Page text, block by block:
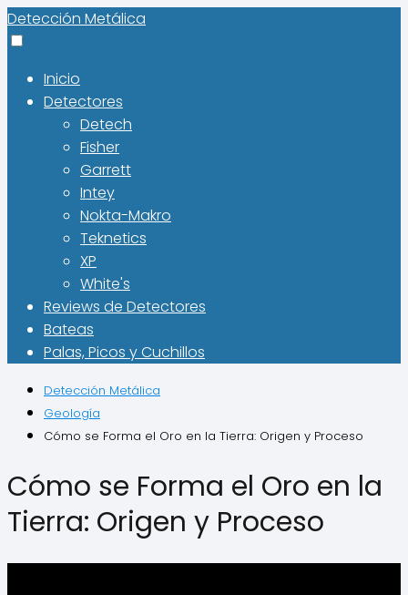
Detección Metálica
Inicio
Detectores
Detech
Fisher
Garrett
Intey
Nokta-Makro
Teknetics
XP
White's
Reviews de Detectores
Bateas
Palas, Picos y Cuchillos
Detección Metálica
Geología
Cómo se Forma el Oro en la Tierra: Origen y Proceso
Cómo se Forma el Oro en la
Tierra: Origen y Proceso